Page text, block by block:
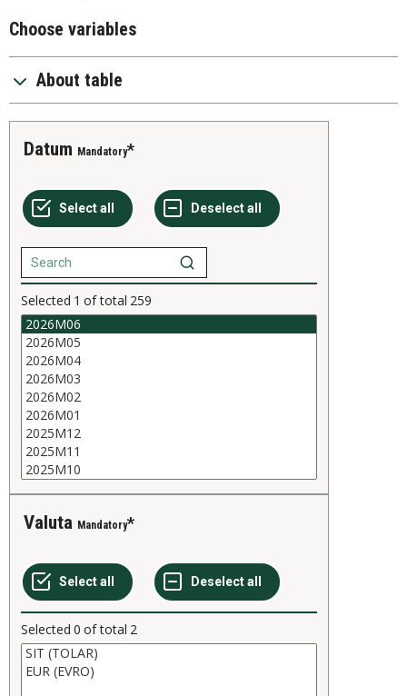
Choose variables
About table
Datum Mandatory
Selected 1 of total 259
Valuta Mandatory
Selected 0 of total 2